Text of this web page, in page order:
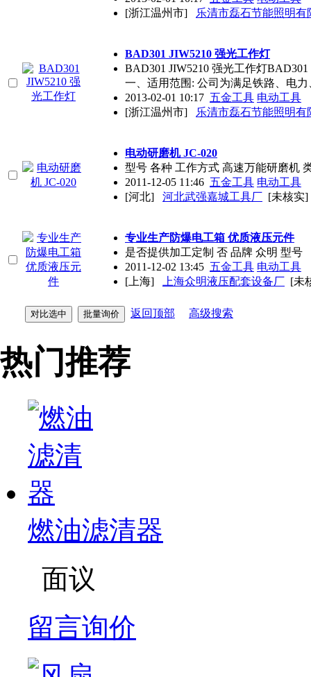
[浙江温州市]
乐清市磊石节能照明有
BAD301 JIW5210 强光工作灯
BAD301 JIW5210 强光工作灯
一、适用范围: 公司为满足铁路、电力
2013-02-01 10:17 五金工具 电动工具
[浙江温州市]
乐清市磊石节能照明有
电动研磨机 JC-020
型号 各种 工作方式 高速万能研磨机
2011-12-05 11:46 五金工具 电动工具
[河北]
河北武强嘉城工具厂 [未核实]
专业生产防爆电工箱 优质液压元件
是否提供加工定制 否 品牌 众明 型号
2011-12-02 13:45 五金工具 电动工具
[上海]
上海众明液压配套设备厂 [未
返回顶部 高级搜索
热门推荐
燃油滤清器
面议
留言询价